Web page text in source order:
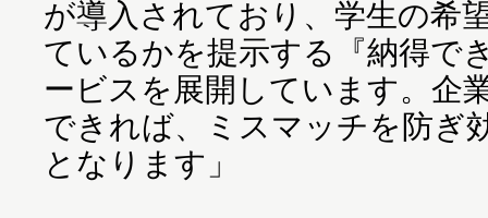
が導入されており、学生の希
ているかを提示する『納得で
ービスを展開しています。企
できれば、ミスマッチを防ぎ
となります」